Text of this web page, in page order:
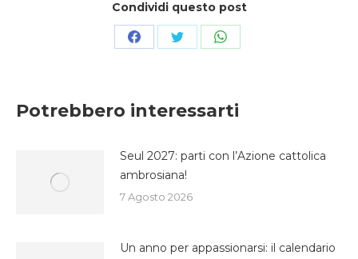
Condividi questo post
CondividiCondividiCondividi
Potrebbero interessarti
Seul 2027: parti con l’Azione cattolica
ambrosiana!
7 Agosto 2026
Un anno per appassionarsi: il calendario